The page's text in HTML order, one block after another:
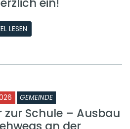
LESEN
GEMEINDE
zur Schule – Ausbau